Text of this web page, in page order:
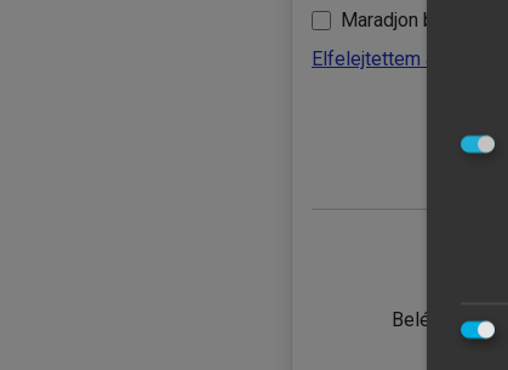
Maradjon belépve
Elfelejtettem a
Belépés